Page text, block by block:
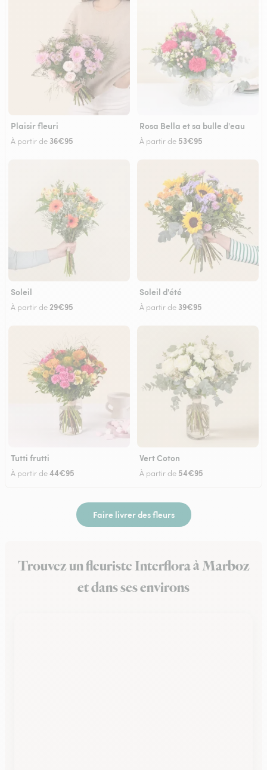
Plaisir fleuri
À partir de 36€95
Rosa Bella et sa bulle d'eau
À partir de 53€95
Soleil
À partir de29€95
Soleil d'été
À partir de 39€95
Tutti frutti
À partir de44€95
Vert Coton
À partir de 54€95
Faire livrer des fleurs
Trouvez un fleuriste Interflora à Marboz
et dans ses environs